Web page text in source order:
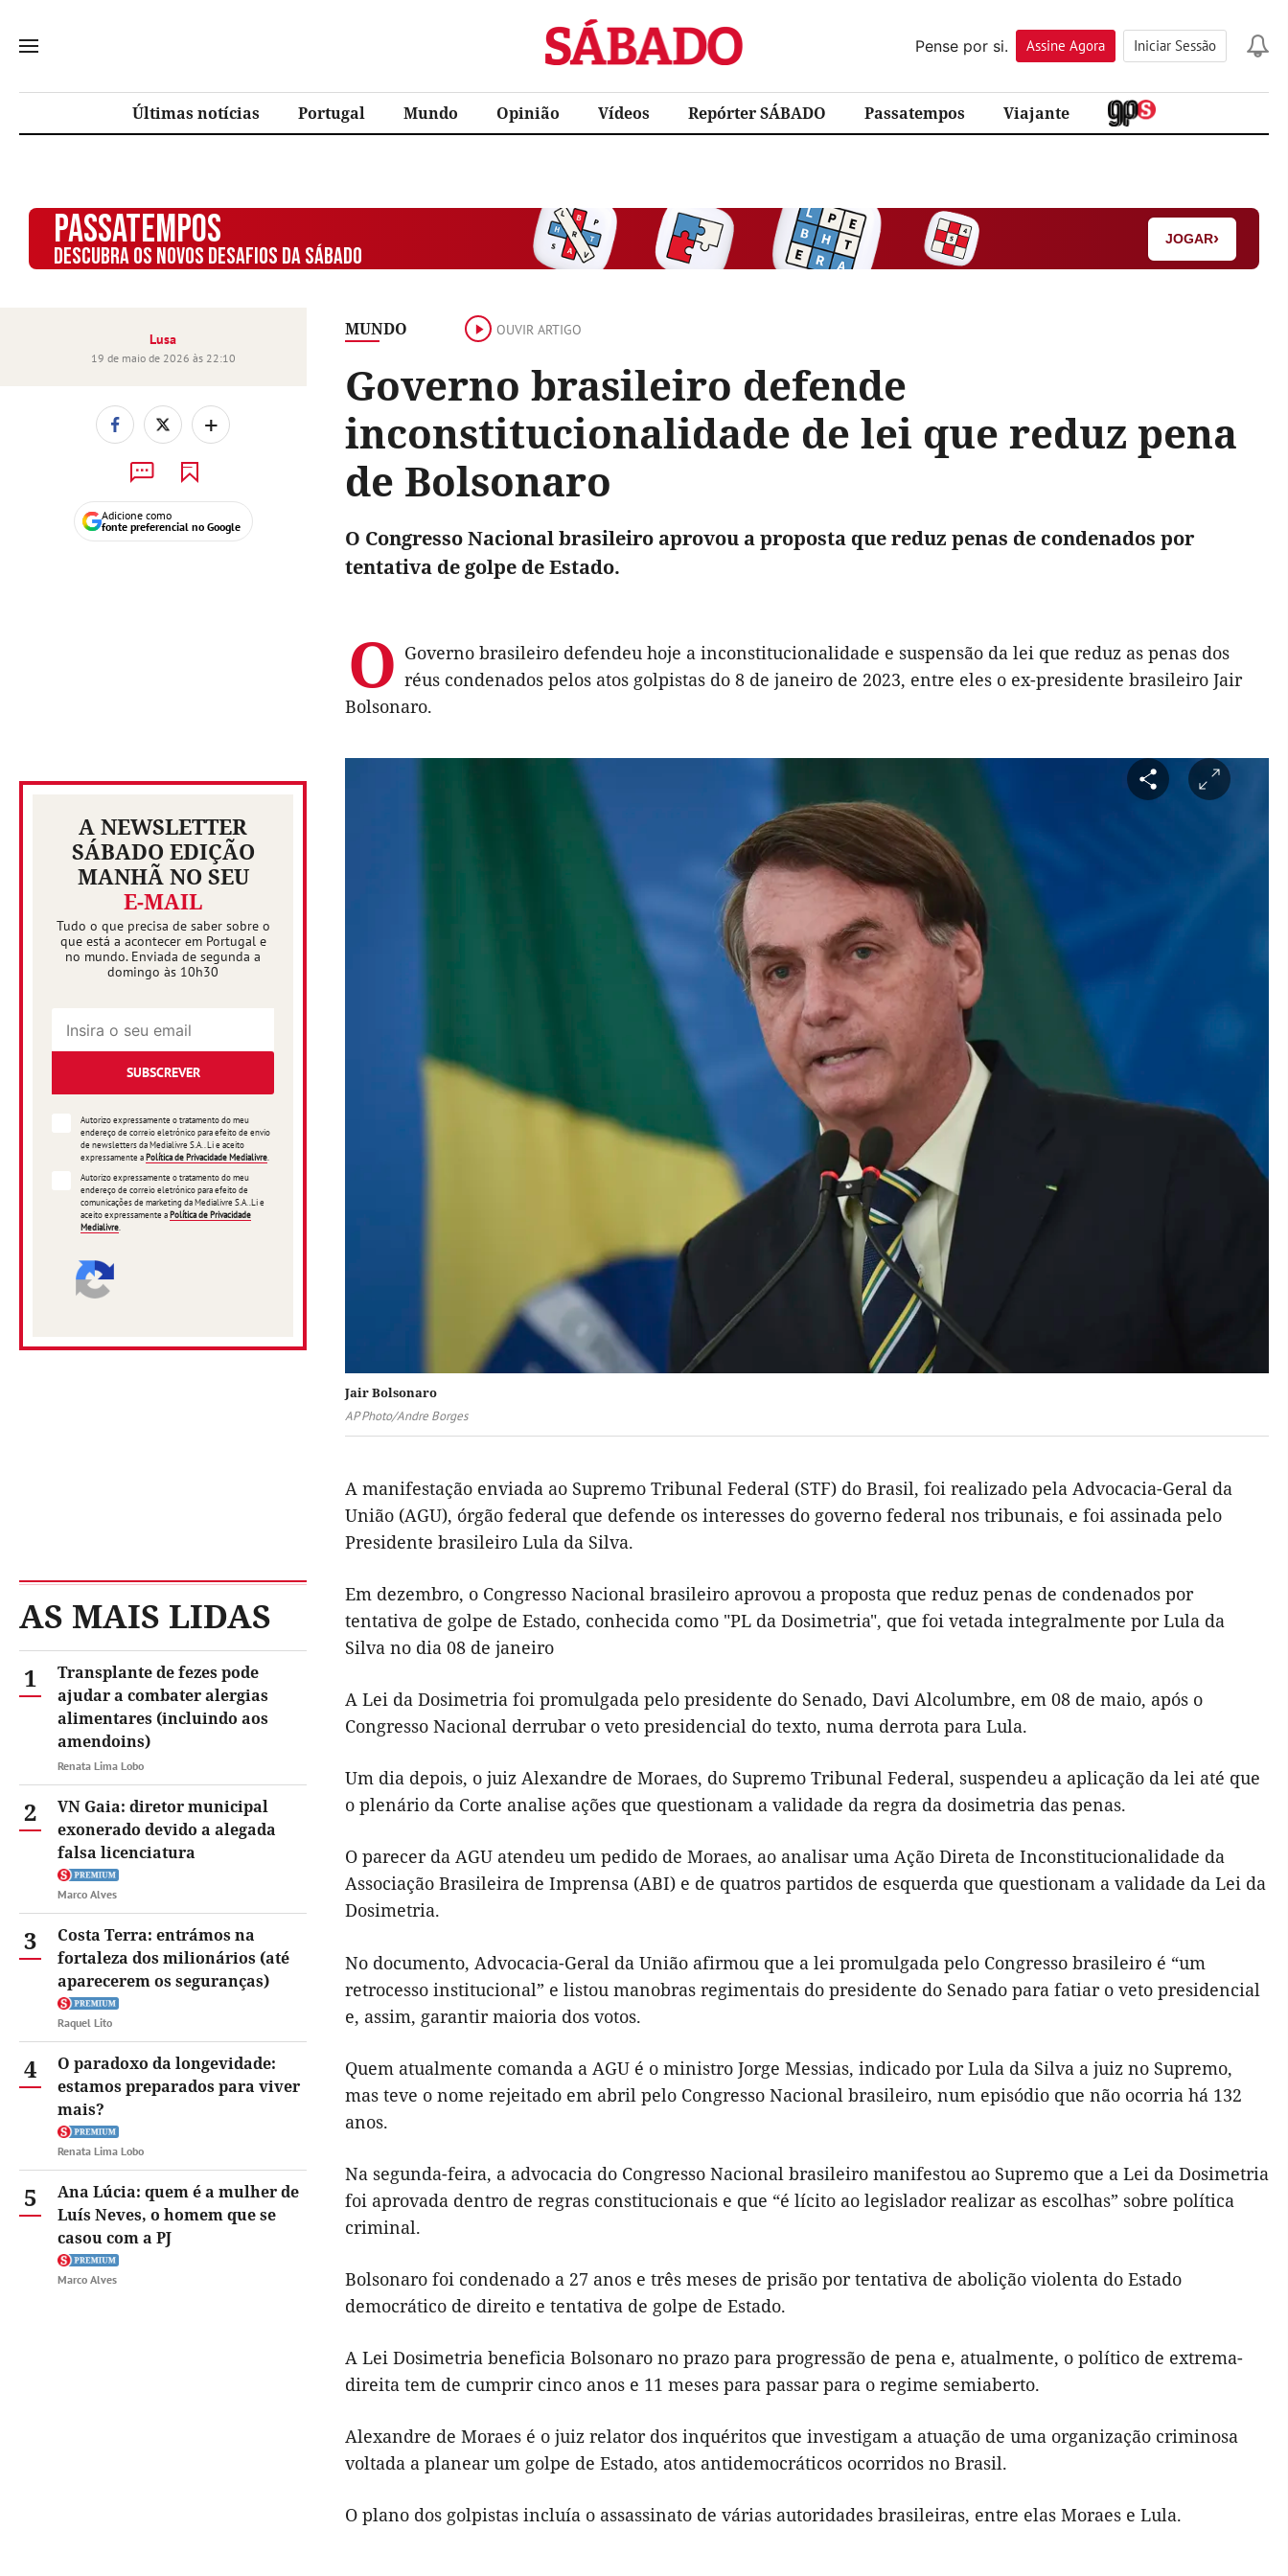
Sábado
Pense por si.
Assine Agora Iniciar Sessão
Últimas notícias Portugal Mundo Opinião Vídeos Repórter SÁBADO Passatempos Viajante
PASSATEMPOS
DESCUBRA OS NOVOS DESAFIOS DA SÁBADO
JOGAR›
MUNDO OUVIR ARTIGO
Governo brasileiro defende
inconstitucionalidade de lei que reduz pena
de Bolsonaro
Lusa
19 de maio de 2026 às 22:10
+
Adicione como
fonte preferencial no Google
A NEWSLETTER
SÁBADO EDIÇÃO
MANHÃ NO SEU
E-MAIL
Tudo o que precisa de saber sobre o
que está a acontecer em Portugal e
no mundo. Enviada de segunda a
domingo às 10h30
SUBSCREVER
Autorizo expressamente o tratamento do meu
endereço de correio eletrónico para efeito de envio
de newsletters da Medialivre S.A.. Li e aceito
expressamente aPolítica de Privacidade Medialivre
Autorizo expressamente o tratamento do meu
endereço de correio eletrónico para efeito de
comunicações de marketing da Medialivre S.A..Li e
aceito expressamente aPolítica de Privacidade
Medialivre
AS MAIS LIDAS
1
Transplante de fezes pode
ajudar a combater alergias
alimentares (incluindo aos
amendoins)
Renata Lima Lobo
2
VN Gaia: diretor municipal
exonerado devido a alegada
falsa licenciatura
Marco Alves
3
Costa Terra: entrámos na
fortaleza dos milionários (até
aparecerem os seguranças)
Raquel Lito
4
O paradoxo da longevidade:
estamos preparados para viver
mais?
Renata Lima Lobo
5
Ana Lúcia: quem é a mulher de
Luís Neves, o homem que se
casou com a PJ
Marco Alves
O Congresso Nacional brasileiro aprovou a proposta que reduz penas de condenados por
tentativa de golpe de Estado.
O Governo brasileiro defendeu hoje a inconstitucionalidade e suspensão da lei que reduz as penas dos
réus condenados pelos atos golpistas do 8 de janeiro de 2023, entre eles o ex-presidente brasileiro Jair
Bolsonaro.
Jair Bolsonaro
AP Photo/Andre Borges
A manifestação enviada ao Supremo Tribunal Federal (STF) do Brasil, foi realizado pela Advocacia-Geral da
União (AGU), órgão federal que defende os interesses do governo federal nos tribunais, e foi assinada pelo
Presidente brasileiro Lula da Silva.
Em dezembro, o Congresso Nacional brasileiro aprovou a proposta que reduz penas de condenados por
tentativa de golpe de Estado, conhecida como "PL da Dosimetria", que foi vetada integralmente por Lula da
Silva no dia 08 de janeiro
A Lei da Dosimetria foi promulgada pelo presidente do Senado, Davi Alcolumbre, em 08 de maio, após o
Congresso Nacional derrubar o veto presidencial do texto, numa derrota para Lula.
Um dia depois, o juiz Alexandre de Moraes, do Supremo Tribunal Federal, suspendeu a aplicação da lei até que
o plenário da Corte analise ações que questionam a validade da regra da dosimetria das penas.
O parecer da AGU atendeu um pedido de Moraes, ao analisar uma Ação Direta de Inconstitucionalidade da
Associação Brasileira de Imprensa (ABI) e de quatros partidos de esquerda que questionam a validade da Lei da
Dosimetria.
No documento, Advocacia-Geral da União afirmou que a lei promulgada pelo Congresso brasileiro é “um
retrocesso institucional” e listou manobras regimentais do presidente do Senado para fatiar o veto presidencial
e, assim, garantir maioria dos votos.
Quem atualmente comanda a AGU é o ministro Jorge Messias, indicado por Lula da Silva a juiz no Supremo,
mas teve o nome rejeitado em abril pelo Congresso Nacional brasileiro, num episódio que não ocorria há 132
anos.
Na segunda-feira, a advocacia do Congresso Nacional brasileiro manifestou ao Supremo que a Lei da Dosimetria
foi aprovada dentro de regras constitucionais e que “é lícito ao legislador realizar as escolhas” sobre política
criminal.
Bolsonaro foi condenado a 27 anos e três meses de prisão por tentativa de abolição violenta do Estado
democrático de direito e tentativa de golpe de Estado.
A Lei Dosimetria beneficia Bolsonaro no prazo para progressão de pena e, atualmente, o político de extrema-
direita tem de cumprir cinco anos e 11 meses para passar para o regime semiaberto.
Alexandre de Moraes é o juiz relator dos inquéritos que investigam a atuação de uma organização criminosa
voltada a planear um golpe de Estado, atos antidemocráticos ocorridos no Brasil.
O plano dos golpistas incluía o assassinato de várias autoridades brasileiras, entre elas Moraes e Lula.